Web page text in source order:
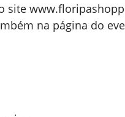
site
na página do